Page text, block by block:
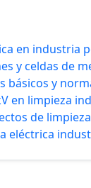
en industria
y celdas de
básicos y
en limpieza
de
eléctrica